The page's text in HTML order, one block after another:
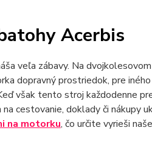
Acerbis
veľa zábavy. Na
dopravný prostriedok, pre
však tento stroj každodenne
cestovanie, doklady či nákupy
na motorku, čo určite vyrieši